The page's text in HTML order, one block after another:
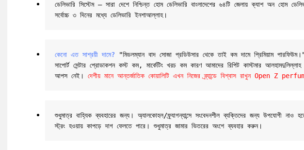
ডেলিভারি সিস্টেম – সারা দেশে নিশ্চিন্ত হোম ডেলিভারি বাংলাদেশের ৬৪টি জেলায় ক্যাশ অন হোম
সর্বোচ্চ ৩ দিনের মধ্যে ডেলিভারি ইনশাআল্লাহ।
কেনো এত সাশ্রয়ী দামে? "মিডলম্যান বাদ সোজা প্রডিউসার থেকে তাই কম দামে প্রিমিয়াম
সাপোর্ট সেন্টার প্রোডাকশন কস্ট কম, মার্কেটিং খরচ কম কারণ আমাদের রিপিট কাস্টমার
আপস নেই। দেশীয় মানে আন্তর্জাতিক কোয়ালিটি এখন নিজের ব্র্যান্ডে বিশ্বাস রাখুন Open Z
শুধুমাত্র বাহ্যিক ব্যবহারের জন্য। অ্যালকোহল/ফ্র্যাগন্যান্সে সংবেদনশীল ব্যক্তিদের জন্য
স্ট্রং হওয়ায় কাপড়ে দাগ ফেলতে পারে। শুধুমাত্র জামার ভিতরের অংশে ব্যবহার করুন।